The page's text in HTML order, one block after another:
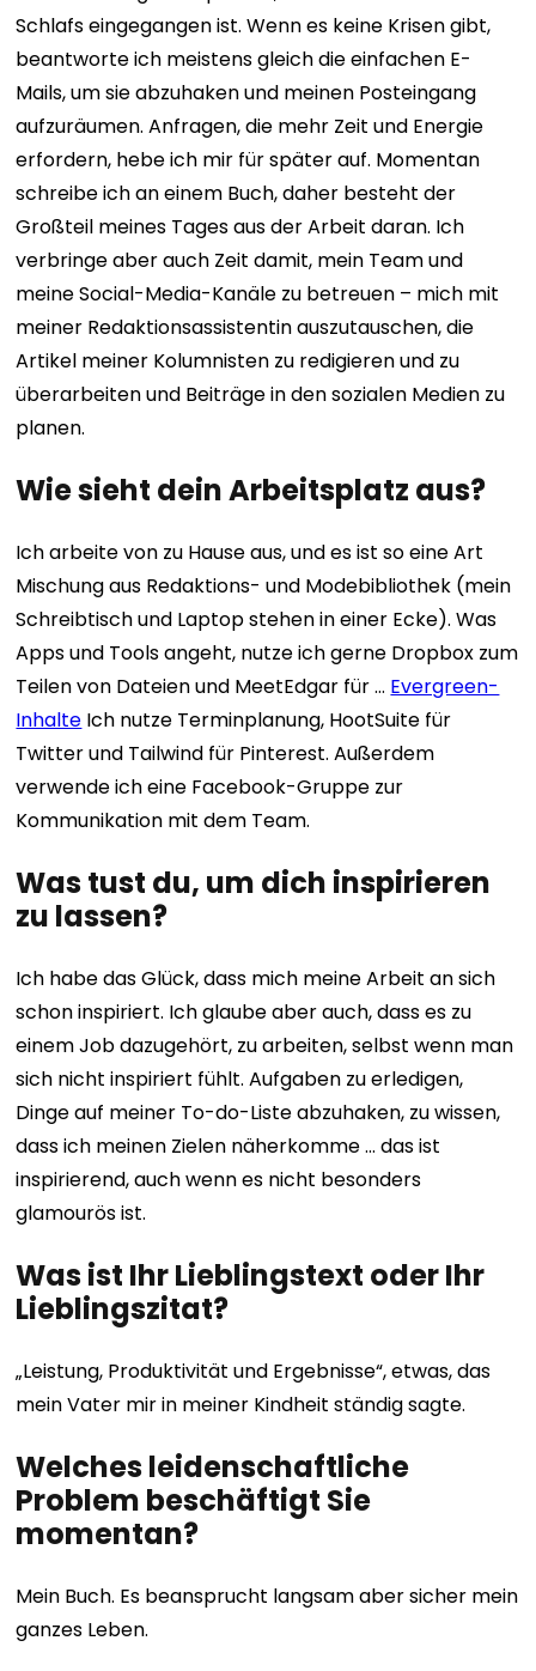
Schlafs eingegangen ist. Wenn es keine Krisen gibt,
beantworte ich meistens gleich die einfachen E-
Mails, um sie abzuhaken und meinen Posteingang
aufzuräumen. Anfragen, die mehr Zeit und Energie
erfordern, hebe ich mir für später auf. Momentan
schreibe ich an einem Buch, daher besteht der
Großteil meines Tages aus der Arbeit daran. Ich
verbringe aber auch Zeit damit, mein Team und
meine Social-Media-Kanäle zu betreuen – mich mit
meiner Redaktionsassistentin auszutauschen, die
Artikel meiner Kolumnisten zu redigieren und zu
überarbeiten und Beiträge in den sozialen Medien zu
planen.
Wie sieht dein Arbeitsplatz aus?
Ich arbeite von zu Hause aus, und es ist so eine Art
Mischung aus Redaktions- und Modebibliothek (mein
Schreibtisch und Laptop stehen in einer Ecke). Was
Apps und Tools angeht, nutze ich gerne Dropbox zum
Teilen von Dateien und MeetEdgar für … Evergreen-
Inhalte Ich nutze Terminplanung, HootSuite für
Twitter und Tailwind für Pinterest. Außerdem
verwende ich eine Facebook-Gruppe zur
Kommunikation mit dem Team.
Was tust du, um dich inspirieren
zu lassen?
Ich habe das Glück, dass mich meine Arbeit an sich
schon inspiriert. Ich glaube aber auch, dass es zu
einem Job dazugehört, zu arbeiten, selbst wenn man
sich nicht inspiriert fühlt. Aufgaben zu erledigen,
Dinge auf meiner To-do-Liste abzuhaken, zu wissen,
dass ich meinen Zielen näherkomme … das ist
inspirierend, auch wenn es nicht besonders
glamourös ist.
Was ist Ihr Lieblingstext oder Ihr
Lieblingszitat?
„Leistung, Produktivität und Ergebnisse“, etwas, das
mein Vater mir in meiner Kindheit ständig sagte.
Welches leidenschaftliche
Problem beschäftigt Sie
momentan?
Mein Buch. Es beansprucht langsam aber sicher mein
ganzes Leben.